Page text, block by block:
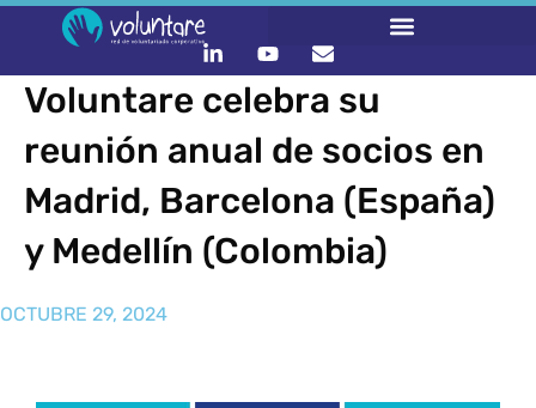
Voluntare celebra su
reunión anual de socios en
Madrid, Barcelona (España)
y Medellín (Colombia)
OCTUBRE 29, 2024